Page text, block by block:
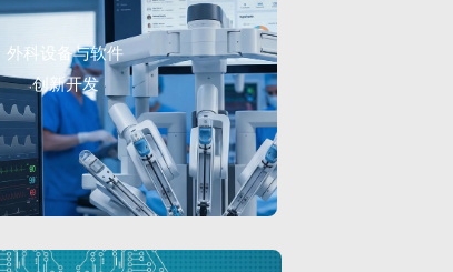
外科设备与软件
创新开发